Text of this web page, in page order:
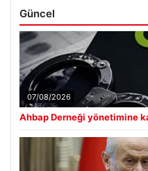
Güncel
07/08/2026
Ahbap Derneği yönetimine